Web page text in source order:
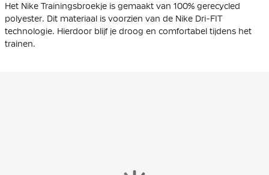
Het Nike Trainingsbroekje is gemaakt van 100% gerecycled
polyester. Dit materiaal is voorzien van de Nike Dri-FIT
technologie. Hierdoor blijf je droog en comfortabel tijdens het
trainen.